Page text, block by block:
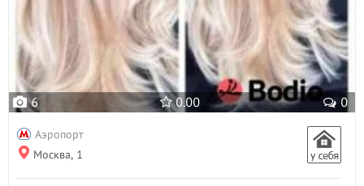
6 0.00 0
Аэропорт
Москва, 1